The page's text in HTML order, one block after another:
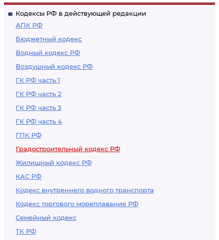
Кодексы РФ в действующей редакции
АПК РФ
Бюджетный кодекс
Водный кодекс РФ
Воздушный кодекс РФ
ГК РФ часть 1
ГК РФ часть 2
ГК РФ часть 3
ГК РФ часть 4
ГПК РФ
Градостроительный кодекс РФ
Жилищный кодекс РФ
КАС РФ
Кодекс внутреннего водного транспорта
Кодекс торгового мореплавания РФ
Семейный кодекс
ТК РФ
деятельности